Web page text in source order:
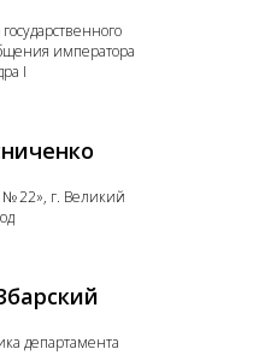
императора
I
22», г. Великий
департамента